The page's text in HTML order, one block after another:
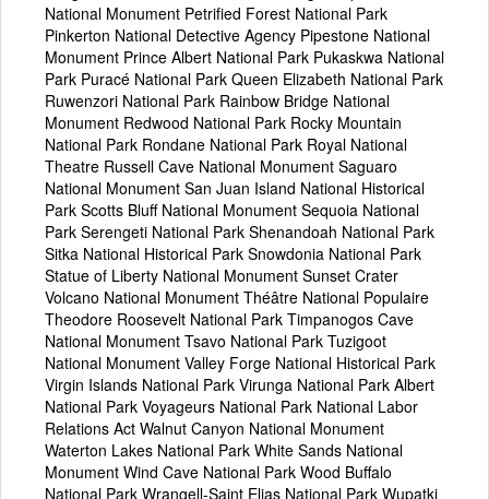
National Monument Petrified Forest National Park
Pinkerton National Detective Agency Pipestone National
Monument Prince Albert National Park Pukaskwa National
Park Puracé National Park Queen Elizabeth National Park
Ruwenzori National Park Rainbow Bridge National
Monument Redwood National Park Rocky Mountain
National Park Rondane National Park Royal National
Theatre Russell Cave National Monument Saguaro
National Monument San Juan Island National Historical
Park Scotts Bluff National Monument Sequoia National
Park Serengeti National Park Shenandoah National Park
Sitka National Historical Park Snowdonia National Park
Statue of Liberty National Monument Sunset Crater
Volcano National Monument Théâtre National Populaire
Theodore Roosevelt National Park Timpanogos Cave
National Monument Tsavo National Park Tuzigoot
National Monument Valley Forge National Historical Park
Virgin Islands National Park Virunga National Park Albert
National Park Voyageurs National Park National Labor
Relations Act Walnut Canyon National Monument
Waterton Lakes National Park White Sands National
Monument Wind Cave National Park Wood Buffalo
National Park Wrangell-Saint Elias National Park Wupatki